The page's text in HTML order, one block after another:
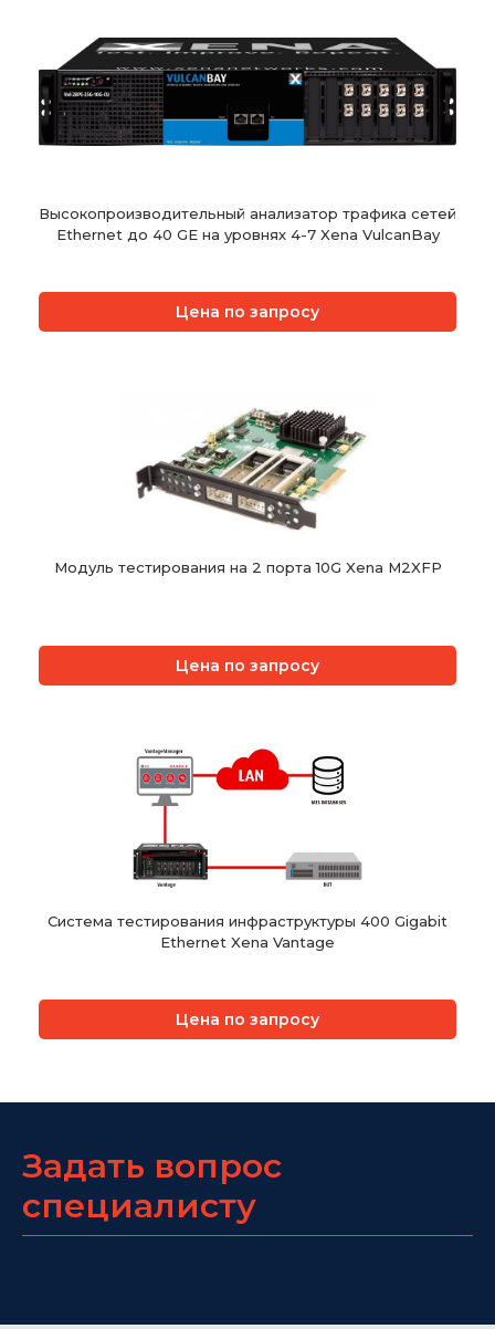
Высокопроизводительный анализатор трафика сетей
Ethernet до 40 GE на уровнях 4-7 Xena VulcanBay
Цена по запросу
Модуль тестирования на 2 порта 10G Xena M2XFP
Цена по запросу
Система тестирования инфраструктуры 400 Gigabit
Ethernet Xena Vantage
Цена по запросу
Задать вопрос
специалисту